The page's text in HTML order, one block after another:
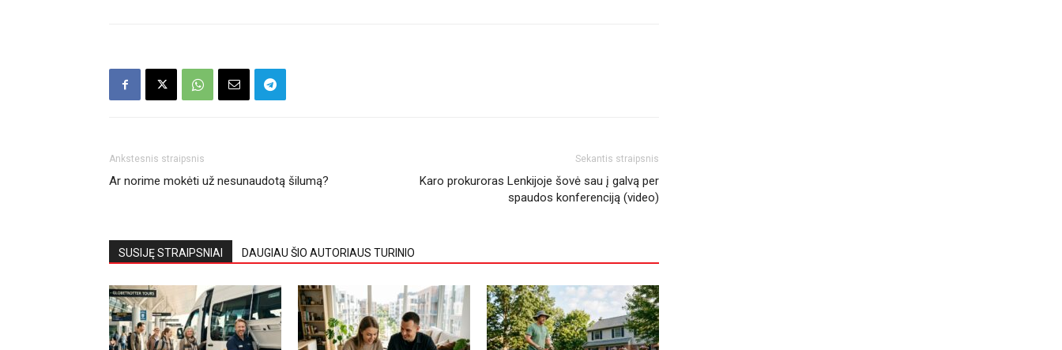
Ankstesnis straipsnis
Ar norime mokėti už nesunaudotą šilumą?
Sekantis straipsnis
Karo prokuroras Lenkijoje šovė sau į galvą per
spaudos konferenciją (video)
SUSIJĘ STRAIPSNIAI DAUGIAU ŠIO AUTORIAUS TURINIO